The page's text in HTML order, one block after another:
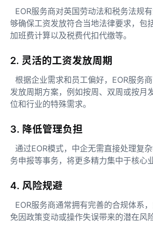
EOR服务商对英国劳动法和税务法规
够确保工资发放符合当地法律要求，包
加班费计算以及税费代扣代缴等。
2. 灵活的工资发放周期
根据企业需求和员工偏好，EOR服务
发放周期方案，例如按周、双周或按月
位和行业的特殊需求。
3. 降低管理负担
通过EOR模式，中企无需直接处理复
务申报等事务，将更多精力集中于核心
4. 风险规避
EOR服务商通常拥有完善的合规体系
免因政策变动或操作失误带来的潜在风险